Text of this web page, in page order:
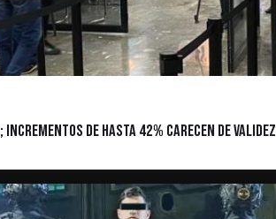
de hasta 42% carecen de validez